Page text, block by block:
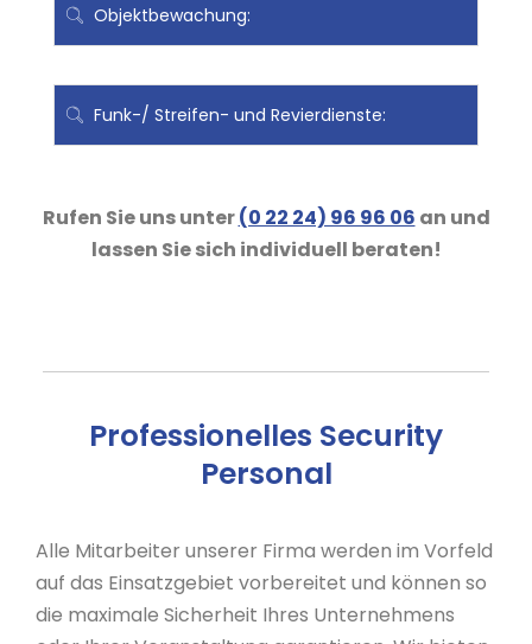
Objektbewachung:
Funk-/ Streifen- und Revierdienste:
Rufen Sie uns unter(0 22 24) 96 96 06 an und
lassen Sie sich individuell beraten!
Professionelles Security
Personal
Alle Mitarbeiter unserer Firma werden im Vorfeld
auf das Einsatzgebiet vorbereitet und können so
die maximale Sicherheit Ihres Unternehmens